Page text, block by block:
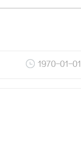
1970-01-01